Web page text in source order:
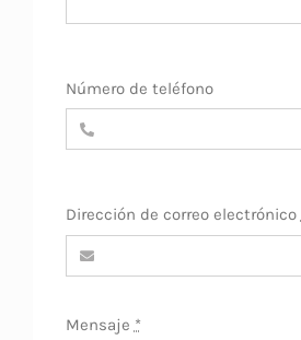
Número de teléfono
Dirección de correo electrónico
Mensaje *